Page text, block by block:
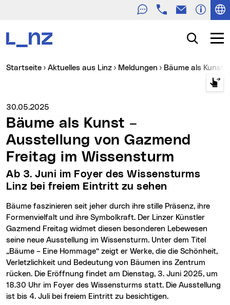
TelefonE-Mail
Suche
Sie sind hier:
Startseite Aktuelles aus Linz Meldungen Bäume als
Medienservice vom:
30.05.2025
Bäume als Kunst –
Ausstellung von Gazmend
Freitag im Wissensturm
Ab 3. Juni im Foyer des Wissensturms
Linz bei freiem Eintritt zu sehen
Bäume faszinieren seit jeher durch ihre stille Präsenz, ihre
Formenvielfalt und ihre Symbolkraft. Der Linzer Künstler
Gazmend Freitag widmet diesen besonderen Lebewesen
seine neue Ausstellung im Wissensturm. Unter dem Titel
„Bäume – Eine Hommage“ zeigt er Werke, die die Schönheit,
Verletzlichkeit und Bedeutung von Bäumen ins Zentrum
rücken. Die Eröffnung findet am Dienstag, 3. Juni 2025, um
18.30 Uhr im Foyer des Wissensturms statt. Die Ausstellung
ist bis 4. Juli bei freiem Eintritt zu besichtigen.